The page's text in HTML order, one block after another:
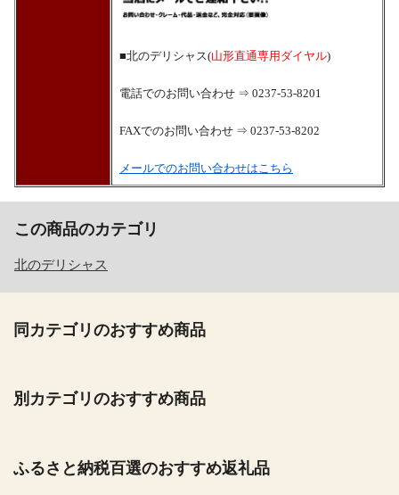
■北のデリシャス(山形直通専用ダイヤル)
電話でのお問い合わせ ⇒ 0237-53-8201
FAXでのお問い合わせ ⇒ 0237-53-8202
メールでのお問い合わせはこちら
この商品のカテゴリ
北のデリシャス
同カテゴリのおすすめ商品
別カテゴリのおすすめ商品
ふるさと納税百選のおすすめ返礼品